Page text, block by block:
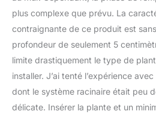
touche
rouille
pas
Taille :
cm,
cm,
petite :
plus complexe que prévu. La
contraignante de ce produit est
profondeur de seulement 5
limite drastiquement le type de
installer. J’ai tenté l’expérience
dont le système racinaire était peu
délicate. Insérer la plante et un